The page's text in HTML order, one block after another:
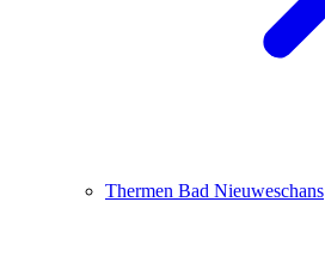
Thermen Bad Nieuweschans